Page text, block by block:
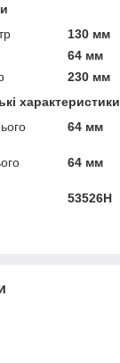
130 мм
64 мм
230 мм
характеристики
64 мм
64 мм
53526Н